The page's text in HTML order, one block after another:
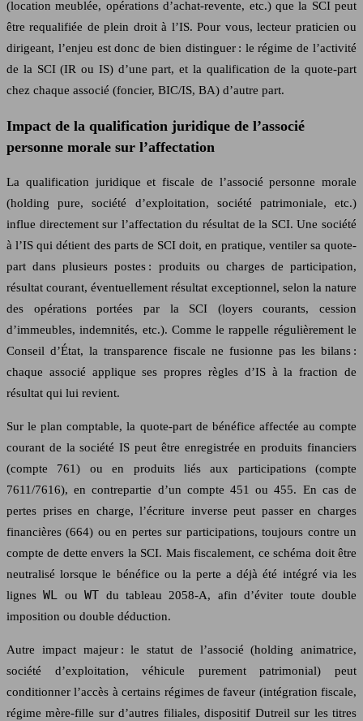
(location meublée, opérations d’achat-revente, etc.) que la SCI peut
être requalifiée de plein droit à l’IS. Pour vous, lecteur praticien ou
dirigeant, l’enjeu est donc de bien distinguer : le régime de l’activité
de la SCI (IR ou IS) d’une part, et la qualification de la quote-part
chez chaque associé (foncier, BIC/IS, BA) d’autre part.
Impact de la qualification juridique de l’associé
personne morale sur l’affectation
La qualification juridique et fiscale de l’associé personne morale
(holding pure, société d’exploitation, société patrimoniale, etc.)
influe directement sur l’affectation du résultat de la SCI. Une société
à l’IS qui détient des parts de SCI doit, en pratique, ventiler sa quote-
part dans plusieurs postes : produits ou charges de participation,
résultat courant, éventuellement résultat exceptionnel, selon la nature
des opérations portées par la SCI (loyers courants, cession
d’immeubles, indemnités, etc.). Comme le rappelle régulièrement le
Conseil d’État, la transparence fiscale ne fusionne pas les bilans :
chaque associé applique ses propres règles d’IS à la fraction de
résultat qui lui revient.
Sur le plan comptable, la quote-part de bénéfice affectée au compte
courant de la société IS peut être enregistrée en produits financiers
(compte 761) ou en produits liés aux participations (compte
7611/7616), en contrepartie d’un compte 451 ou 455. En cas de
pertes prises en charge, l’écriture inverse peut passer en charges
financières (664) ou en pertes sur participations, toujours contre un
compte de dette envers la SCI. Mais fiscalement, ce schéma doit être
neutralisé lorsque le bénéfice ou la perte a déjà été intégré via les
lignesWL ouWT du tableau 2058-A, afin d’éviter toute double
imposition ou double déduction.
Autre impact majeur : le statut de l’associé (holding animatrice,
société d’exploitation, véhicule purement patrimonial) peut
conditionner l’accès à certains régimes de faveur (intégration fiscale,
régime mère-fille sur d’autres filiales, dispositif Dutreil sur les titres